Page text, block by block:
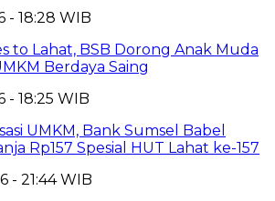
- 18:28 WIB
to Lahat, BSB Dorong Anak Muda
Berdaya Saing
- 18:25 WIB
UMKM, Bank Sumsel Babel
Rp157 Spesial HUT Lahat ke-157
- 21:44 WIB